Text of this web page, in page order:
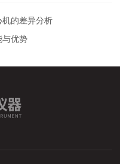
的差异分析
与优势